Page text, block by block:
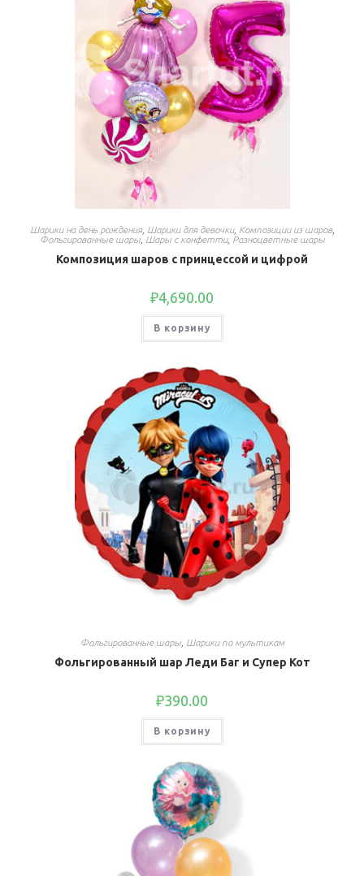
Шарики на день рождения, Шарики для девочки, Композиции из шаров,
Фольгированные шары, Шары с конфетти, Разноцветные шары
Композиция шаров с принцессой и цифрой
₽4,690.00
В корзину
Фольгированные шары, Шарики по мультикам
Фольгированный шар Леди Баг и Супер Кот
₽390.00
В корзину